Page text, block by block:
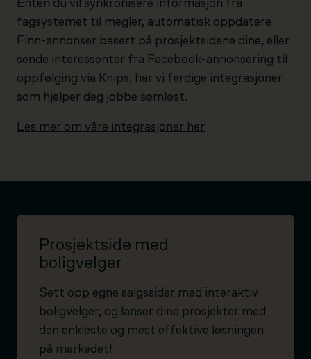
Enten du vil synkronisere informasjon fra
fagsystemet til megler, automatisk oppdatere
Finn-annonser basert på prosjektsidene dine, eller
sende interessenter fra Facebook-annonsering til
oppfølging via Knips, har vi ferdige integrasjoner
som hjelper deg jobbe sømløst.
Les mer om våre integrasjoner her
Prosjektside med
boligvelger
Sett opp egne salgssider med interaktiv
boligvelger, og lanser dine prosjekter med
den enkleste og mest effektive løsningen
på markedet!